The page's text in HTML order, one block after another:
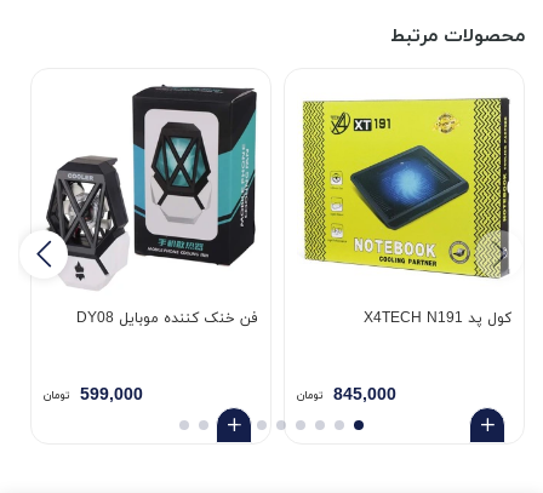
محصولات مرتبط
کول پد X4TECH N191
845,000 تومان
فن خنک کننده موبایل DY08
599,000 تومان